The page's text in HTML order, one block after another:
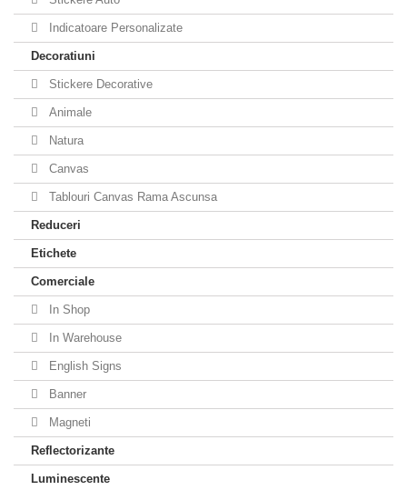
Indicatoare Personalizate
Decoratiuni
Stickere Decorative
Animale
Natura
Canvas
Tablouri Canvas Rama Ascunsa
Reduceri
Etichete
Comerciale
In Shop
In Warehouse
English Signs
Banner
Magneti
Reflectorizante
Luminescente